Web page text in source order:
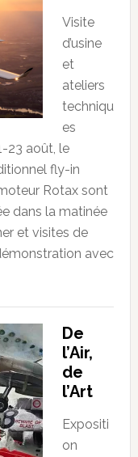
Visite
d’usine
et
ateliers
techniqu
es
23 août, le
fly-in
Rotax sont
dans la matinée
et visites de
avec
De
l’Air,
de
l’Art
Expositi
on